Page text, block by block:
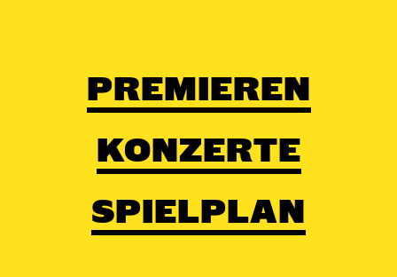
PREMIEREN
KONZERTE
SPIELPLAN